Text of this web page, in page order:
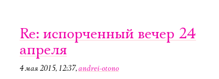
Re: испорченный вечер 24
апреля
4 мая 2015, 12:37, andrei-otono